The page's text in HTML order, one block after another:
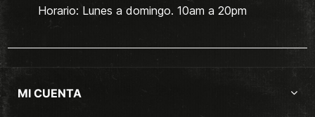
Horario: Lunes a domingo. 10am a 20pm
MI CUENTA